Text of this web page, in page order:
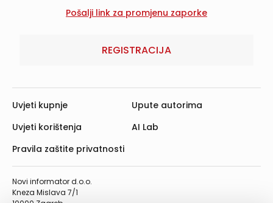
REGISTRACIJA
Novi informator d.o.o.
Kneza Mislava 7/1
Uvjeti kupnje
Uvjeti korištenja
Pravila zaštite privatnosti
Upute autorima
AI Lab